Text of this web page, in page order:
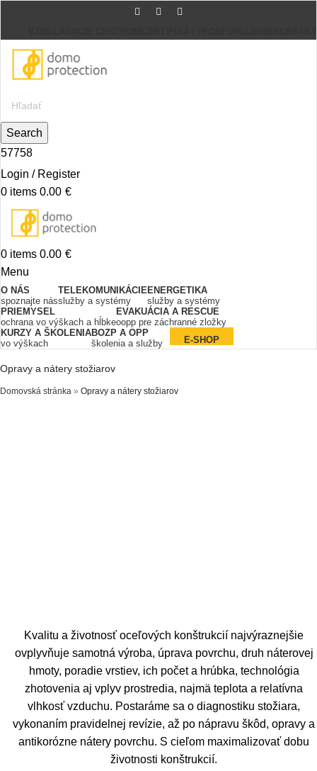
Search
57758
Login / Register
0 items 0.00 €
0 items 0.00 €
Menu
O NÁS
spoznajte nás
TELEKOMUNIKÁCIE
služby a systémy
ENERGETIKA
služby a systémy
PRIEMYSEL
ochrana vo výškach a hĺbke
EVAKUÁCIA A RESCUE
oopp pre záchranné zložky
KURZY A ŠKOLENIA
vo výškach
BOZP A OPP
školenia a služby
E-SHOP
Opravy a nátery stožiarov
Domovská stránka » Opravy a nátery stožiarov
Kvalitu a životnosť oceľových konštrukcií najvýraznejšie
ovplyvňuje samotná výroba, úprava povrchu, druh náterovej
hmoty, poradie vrstiev, ich počet a hrúbka, technológia
zhotovenia aj vplyv prostredia, najmä teplota a relatívna
vlhkosť vzduchu. Postaráme sa o diagnostiku stožiara,
vykonaním pravidelnej revízie, až po nápravu škôd, opravy a
antikorózne nátery povrchu. S cieľom maximalizovať dobu
životnosti konštrukcií.